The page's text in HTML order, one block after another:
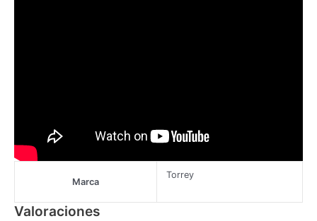
Marca
Torrey
Valoraciones